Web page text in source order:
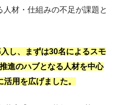
材・仕組みの不足が課題と
し、まずは30名によるスモ
進のハブとなる人材を中心
用を広げました。